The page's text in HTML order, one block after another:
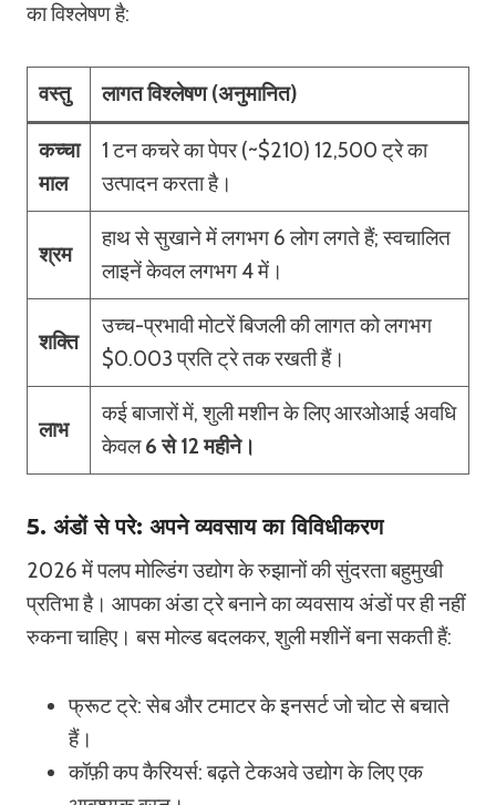
का विश्लेषण है:
वस्तु लागत विश्लेषण (अनुमानित)
कच्चा
माल
1 टन कचरे का पेपर (~$210) 12,500 ट्रे का
उत्पादन करता है।
श्रम
हाथ से सुखाने में लगभग 6 लोग लगते हैं; स्वचालित
लाइनें केवल लगभग 4 में।
शक्ति
उच्च-प्रभावी मोटरें बिजली की लागत को लगभग
$0.003 प्रति ट्रे तक रखती हैं।
लाभ
कई बाजारों में, शुली मशीन के लिए आरओआई अवधि
केवल6 से 12 महीने।
5. अंडों से परे: अपने व्यवसाय का विविधीकरण
2026 में पलप मोल्डिंग उद्योग के रुझानों की सुंदरता बहुमुखी
प्रतिभा है। आपका अंडा ट्रे बनाने का व्यवसाय अंडों पर ही नहीं
रुकना चाहिए। बस मोल्ड बदलकर, शुली मशीनें बना सकती हैं:
फ्रूट ट्रे: सेब और टमाटर के इनसर्ट जो चोट से बचाते
हैं।
कॉफ़ी कप कैरियर्स: बढ़ते टेकअवे उद्योग के लिए एक